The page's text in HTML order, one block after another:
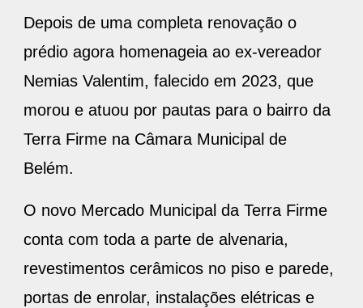
Depois de uma completa renovação o
prédio agora homenageia ao ex-vereador
Nemias Valentim, falecido em 2023, que
morou e atuou por pautas para o bairro da
Terra Firme na Câmara Municipal de
Belém.
O novo Mercado Municipal da Terra Firme
conta com toda a parte de alvenaria,
revestimentos cerâmicos no piso e parede,
portas de enrolar, instalações elétricas e